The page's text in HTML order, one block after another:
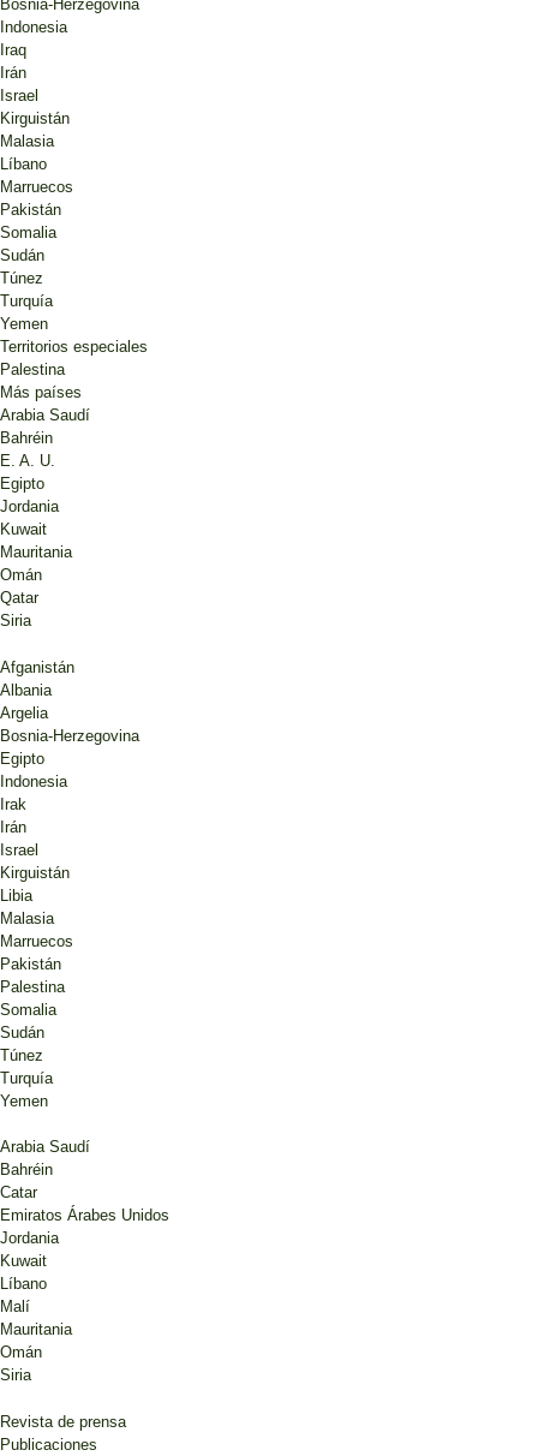
Bosnia-Herzegovina
Indonesia
Iraq
Irán
Israel
Kirguistán
Malasia
Líbano
Marruecos
Pakistán
Somalia
Sudán
Túnez
Turquía
Yemen
Territorios especiales
Palestina
Más países
Arabia Saudí
Bahréin
E. A. U.
Egipto
Jordania
Kuwait
Mauritania
Omán
Qatar
Siria
Afganistán
Albania
Argelia
Bosnia-Herzegovina
Egipto
Indonesia
Irak
Irán
Israel
Kirguistán
Libia
Malasia
Marruecos
Pakistán
Palestina
Somalia
Sudán
Túnez
Turquía
Yemen
Arabia Saudí
Bahréin
Catar
Emiratos Árabes Unidos
Jordania
Kuwait
Líbano
Malí
Mauritania
Omán
Siria
Revista de prensa
Publicaciones